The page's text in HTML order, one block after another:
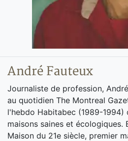
André Fauteux
Journaliste de profession,
au quotidien The Montreal
l'hebdo Habitabec (1989-1994)
maisons saines et écologiques.
Maison du 21e siècle, premier